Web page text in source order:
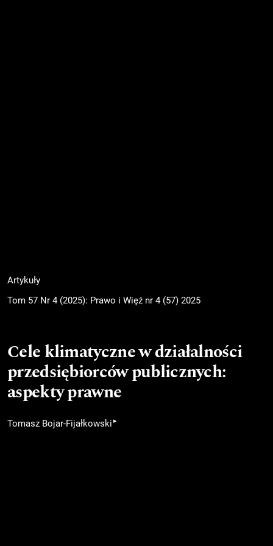
Artykuły
Tom 57 Nr 4 (2025): Prawo i Więź nr 4 (57) 2025
Cele klimatyczne w działalności
przedsiębiorców publicznych:
aspekty prawne
Tomasz Bojar-Fijałkowski ▸